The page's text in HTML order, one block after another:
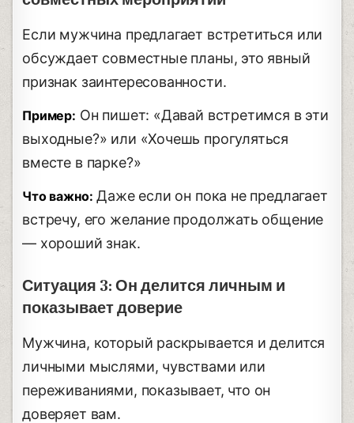
Если мужчина предлагает встретиться или
обсуждает совместные планы, это явный
признак заинтересованности.
Пример: Он пишет: «Давай встретимся в эти
выходные?» или «Хочешь прогуляться
вместе в парке?»
Что важно: Даже если он пока не предлагает
встречу, его желание продолжать общение
— хороший знак.
Ситуация 3: Он делится личным и
показывает доверие
Мужчина, который раскрывается и делится
личными мыслями, чувствами или
переживаниями, показывает, что он
доверяет вам.